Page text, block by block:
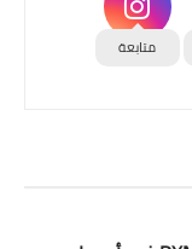
متابعة